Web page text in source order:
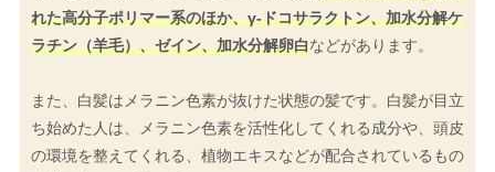
れた高分子ポリマー系のほか、γ-ドコサラクトン、加水分解ケ
ラチン（羊毛）、ゼイン、加水分解卵白などがあります。
また、白髪はメラニン色素が抜けた状態の髪です。白髪が目立
ち始めた人は、メラニン色素を活性化してくれる成分や、頭皮
の環境を整えてくれる、植物エキスなどが配合されているもの